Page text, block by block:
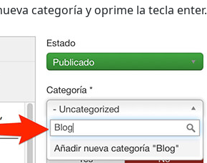
categoría y oprime la tecla enter.